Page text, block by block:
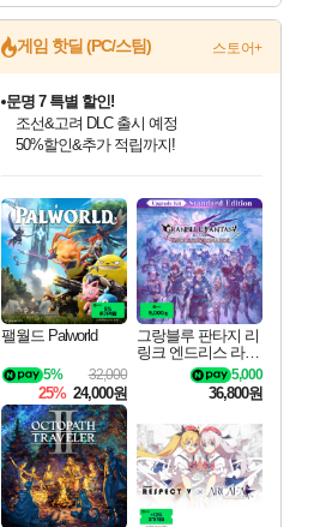
게임 핫딜 (PC/스팀) 스토어+
최대 90% 할인가를 만나보세요!
네이버혜택과 함께 만나보세요!
50%할인&추가 적립까지!
마블 투혼 파이팅 소울즈 정식출시!
마블 히어로 총 출동&화려한 격투!
네이버 포인트 혜택까지!
이니&베니 혜택까지!
네이버 혜택가와 함께 예약하세요!
할인&네이버혜택으로 만나보세요!
네이버페이 혜택과 만나보세요!
40주년 프로모션으로 만나보세요!
할인가에 만나보세요!
일부 에디션 상시 할인!
혜택으로 예약 판매 중
편안하게 충전하세요
팰월드 Palworld
32,000
5%
25% 24,000원
그랑블루 판타지 리
링크 엔드리스 라그
나로크 업그레이드
킷 Granblue Fantasy
Relink Endless Ragn
C
5,000
36,800원